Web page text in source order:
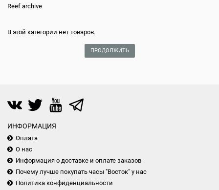
Reef archive
В этой категории нет товаров.
ПРОДОЛЖИТЬ
ИНФОРМАЦИЯ
Оплата
О нас
Информация о доставке и оплате заказов
Почему лучше покупать часы "Восток" у нас
Политика конфиденциальности